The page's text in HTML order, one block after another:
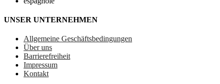
UNSER UNTERNEHMEN
Allgemeine Geschäftsbedingungen
Über uns
Barrierefreiheit
Impressum
Kontakt